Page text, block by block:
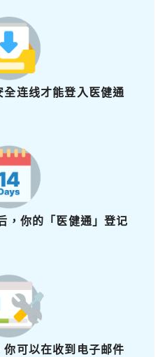
连线才能登入医健通
，你的「医健通」登记
可以在收到电子邮件